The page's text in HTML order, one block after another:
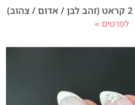
לפרטים »